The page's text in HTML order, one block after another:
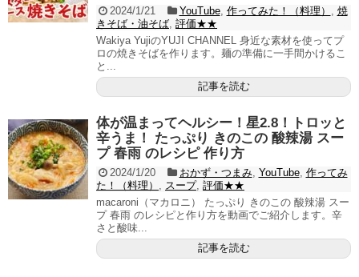
2024/1/21 YouTube, 作ってみた！（料理）
焼
きそば・油そば 評価★★
Wakiya YujiのYUJI CHANNEL 身近な素材を使ってプ
ロの焼きそばを作ります。麺の準備に一手間かけるこ
と...
記事を読む
体が温まってヘルシー！星2.8！トロッと
辛うま！ たっぷり きのこの 酸辣湯 スー
プ 春雨 のレシピ 作り方
2024/1/20 おかず・つまみ, YouTube, 作ってみ
た！（料理）
スープ, 評価★★
macaroni（マカロニ） たっぷり きのこの 酸辣湯 スー
プ 春雨 のレシピと作り方を動画でご紹介します。辛
さと酸味...
記事を読む